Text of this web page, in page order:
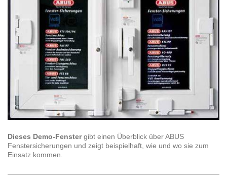
Dieses Demo-Fenstergibt einen Überblick über ABUS
Fenstersicherungen und zeigt beispielhaft, wie und wo sie zum
Einsatz kommen.